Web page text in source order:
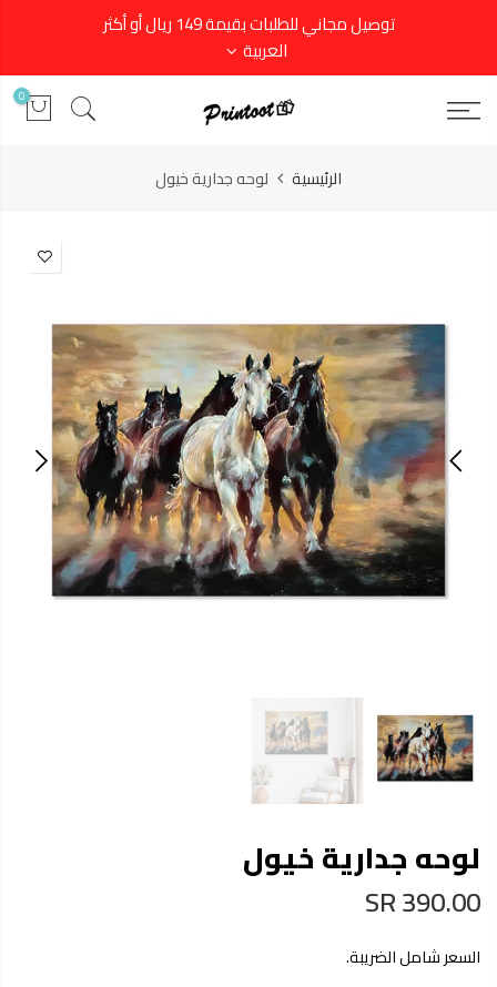
توصيل مجاني للطلبات بقيمة 149 ريال أو أكثر
العربية
0
الرئيسية لوحه جدارية خيول
لوحه جدارية خيول
390.00 SR
السعر شامل الضريبة.